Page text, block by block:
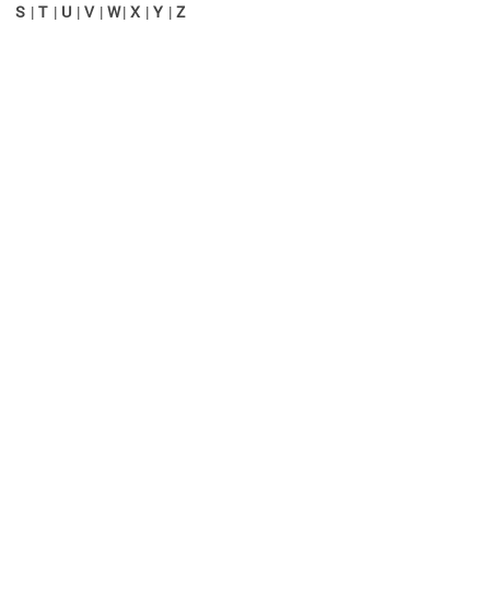
S | T | U | V | W| X | Y | Z